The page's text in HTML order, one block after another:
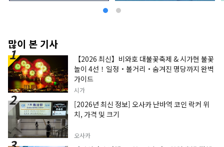
많이 본 기사
【2026 최신】비와호 대불꽃축제 & 시가현 불꽃
놀이 4선！일정・볼거리・숨겨진 명당까지 완벽
가이드
시가
[2026년 최신 정보] 오사카 난바역 코인 락커 위
치, 가격 및 크기
오사카